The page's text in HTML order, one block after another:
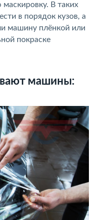
В таких
в порядок кузов, а
машину плёнкой или
покраске
машины: